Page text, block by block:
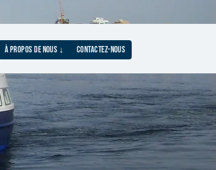
À PROPOS DE NOUS ↓ CONTACTEZ-NOUS